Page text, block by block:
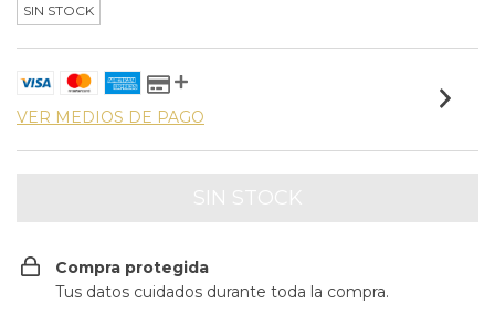
SIN STOCK
VER MEDIOS DE PAGO
Compra protegida
Tus datos cuidados durante toda la compra.